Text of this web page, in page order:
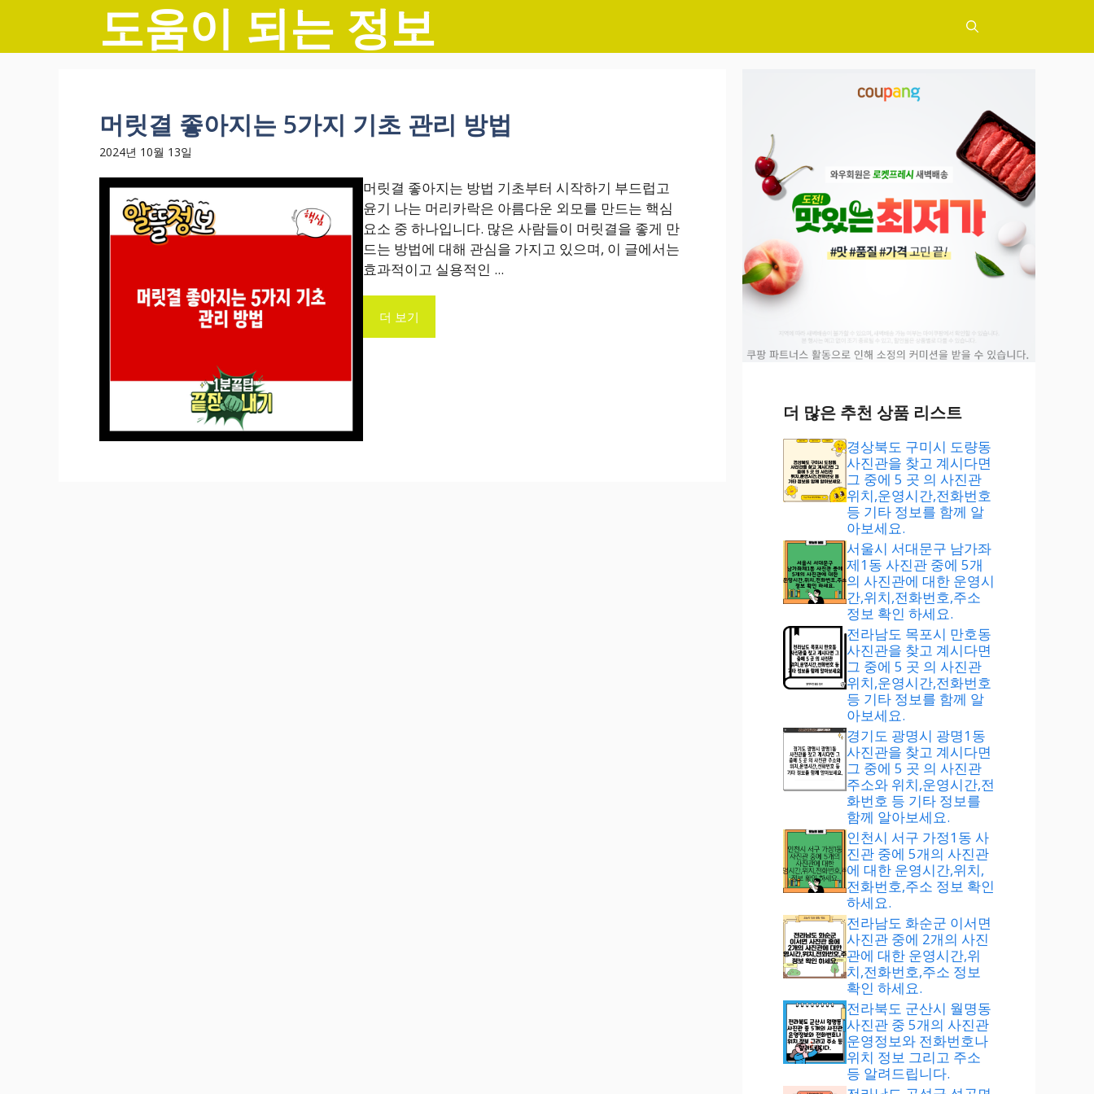
츠
도움이 되는 정보
머릿결 좋아지는 5가지 기초 관리 방법
2024년 10월 13일
머릿결 좋아지는 방법 기초부터 시작하기 부드럽고
윤기 나는 머리카락은 아름다운 외모를 만드는 핵심
요소 중 하나입니다. 많은 사람들이 머릿결을 좋게 만
드는 방법에 대해 관심을 가지고 있으며, 이 글에서는
효과적이고 실용적인 ...
더 보기
더 많은 추천 상품 리스트
경상북도 구미시 도량동
사진관을 찾고 계시다면
그 중에 5 곳 의 사진관
위치,운영시간,전화번호
등 기타 정보를 함께 알
아보세요.
서울시 서대문구 남가좌
제1동 사진관 중에 5개
의 사진관에 대한 운영시
간,위치,전화번호,주소
정보 확인 하세요.
전라남도 목포시 만호동
사진관을 찾고 계시다면
그 중에 5 곳 의 사진관
위치,운영시간,전화번호
등 기타 정보를 함께 알
아보세요.
경기도 광명시 광명1동
사진관을 찾고 계시다면
그 중에 5 곳 의 사진관
주소와 위치,운영시간,전
화번호 등 기타 정보를
함께 알아보세요.
인천시 서구 가정1동 사
진관 중에 5개의 사진관
에 대한 운영시간,위치,
전화번호,주소 정보 확인
하세요.
전라남도 화순군 이서면
사진관 중에 2개의 사진
관에 대한 운영시간,위
치,전화번호,주소 정보
확인 하세요.
전라북도 군산시 월명동
사진관 중 5개의 사진관
운영정보와 전화번호나
위치 정보 그리고 주소
등 알려드립니다.